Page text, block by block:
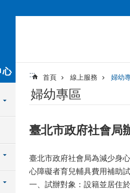
::: 首頁 線上服務 婦幼
婦幼專區
臺北市政府社會局
臺北市政府社會局為減少身
心障礙者育兒輔具費用補助試
一、試辦對象：設籍並居住